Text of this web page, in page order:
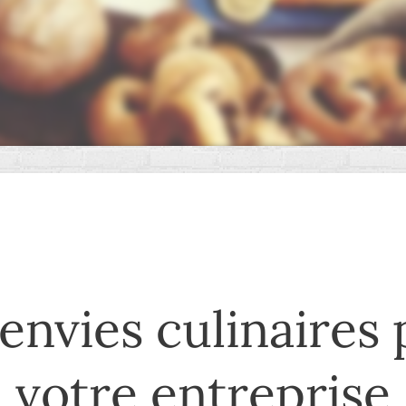
culinaires
votre entreprise